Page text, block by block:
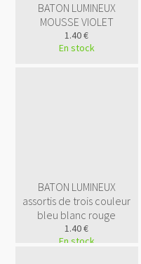
BATON LUMINEUX
MOUSSE VIOLET
1.40 €
En stock
BATON LUMINEUX
assortis de trois couleur
bleu blanc rouge
1.40 €
En stock